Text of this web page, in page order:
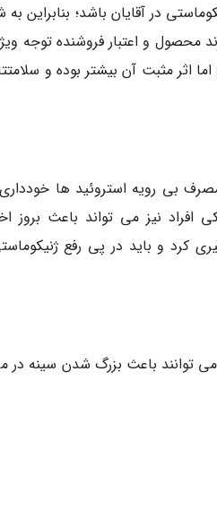
در آقایان باشد؛ بنابراین
محصول و اعتبار فروشنده توجه
اثر مثبت آن بیشتر بوده و
بی رویه استروئید ها
نیز می تواند باعث بروز
کرد و باید در پی رفع
توانند باعث بزرگ شدن سینه در